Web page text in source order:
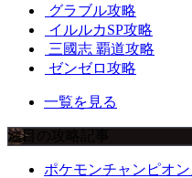
グラブル攻略
イルルカSP攻略
三國志 覇道攻略
ゼンゼロ攻略
一覧を見る
注目の攻略記事
ポケモンチャンピオ